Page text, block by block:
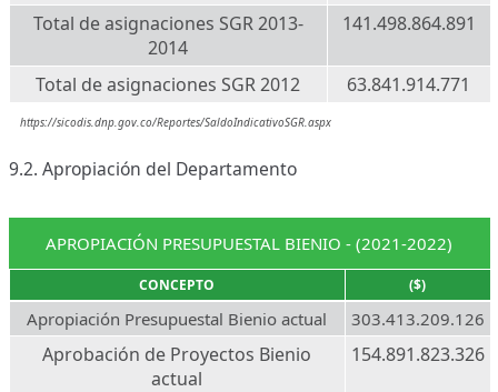
Total de asignaciones SGR 2013-
2014
141.498.864.891
Total de asignaciones SGR 2012 63.841.914.771
https://sicodis.dnp.gov.co/Reportes/SaldoIndicativoSGR.aspx
9.2. Apropiación del Departamento
APROPIACIÓN PRESUPUESTAL BIENIO - (2021-2022)
CONCEPTO ($)
Apropiación Presupuestal Bienio actual 303.413.209.126
Aprobación de Proyectos Bienio
actual
154.891.823.326